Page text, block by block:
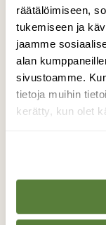
räätälöimiseen,
tukemiseen ja
jaamme
alan
sivustoamme.
tietoja muihin
kerätty, kun olet